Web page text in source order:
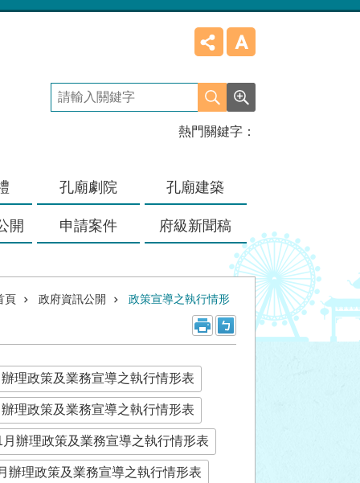
熱門關鍵字
孔廟劇院 孔廟建築
開 申請案件 府級新聞稿
頁 政府資訊公開 政策宣導之執行情形
理政策及業務宣導之執行情形表
理政策及業務宣導之執行情形表
辦理政策及業務宣導之執行情形表
辦理政策及業務宣導之執行情形表